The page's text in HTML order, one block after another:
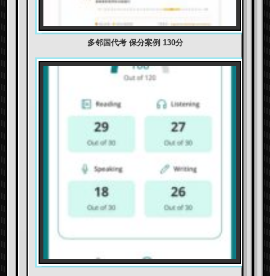
多邻国代考 保分案例 130分